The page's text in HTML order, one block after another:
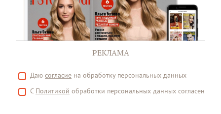
РЕКЛАМА
Даю согласие на обработку персональных данных
С Политикой обработки персональных данных согласен